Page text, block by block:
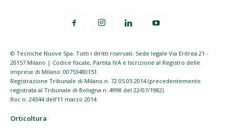
© Tecniche Nuove Spa. Tutti i diritti riservati. Sede legale Via Eritrea 21 -
20157 Milano | Codice fiscale, Partita IVA e Iscrizione al Registro delle
imprese di Milano: 00753480151
Registrazione Tribunale di Milano n. 72 05.03.2014 (precedentemente
registrata al Tribunale di Bologna n. 4998 del 22/07/1982)
Roc n. 24344 dell’11 marzo 2014
Orticoltura